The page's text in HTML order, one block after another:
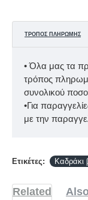
ΤΡΌΠΟΣ ΠΛΗΡΩΜΉΣ
• Όλα μας τα
τρόπος
συνολικού
•Για
με την
Ετικέτες: Καδράκι
Related